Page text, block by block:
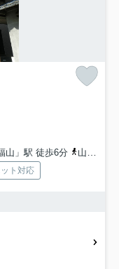
山」駅 徒歩6分 山陽新幹線「福山」駅 徒歩6分
ト対応